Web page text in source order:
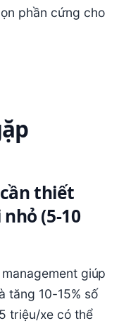
phần cứng cho
thiết
(5-10
giúp
tăng 10-15% số
triệu/xe có thể